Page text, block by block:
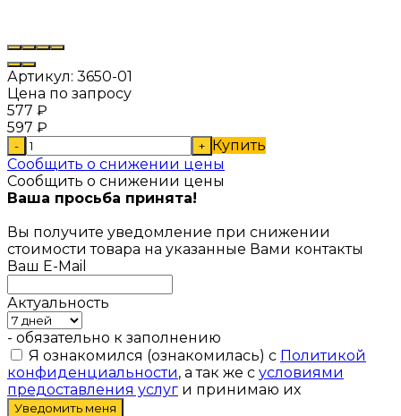
Артикул: 3650-01
Цена по запросу
577 ₽
597 ₽
- + Купить
Сообщить о снижении цены
Сообщить о снижении цены
Ваша просьба принята!
Вы получите уведомление при снижении
стоимости товара на указанные Вами контакты
Ваш E-Mail
Актуальность
- обязательно к заполнению
Я ознакомился (ознакомилась) с Политикой
конфиденциальности, а так же с условиями
предоставления услуг и принимаю их